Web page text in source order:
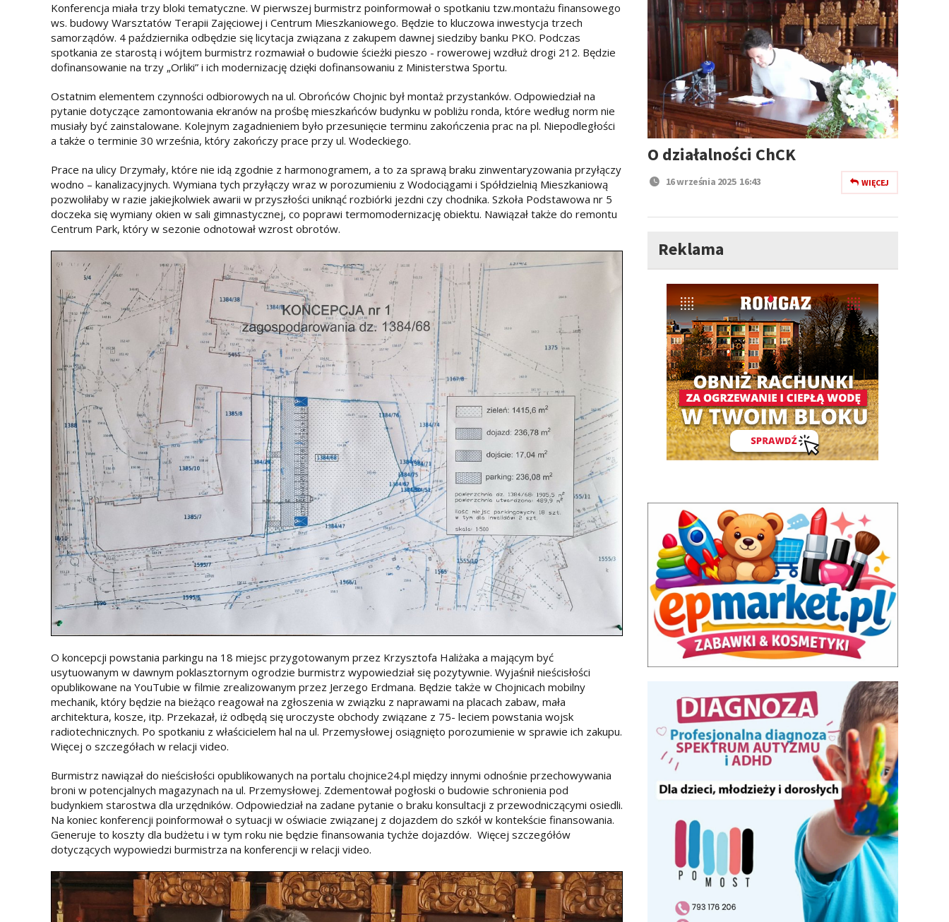
Konferencja miała trzy bloki tematyczne. W pierwszej burmistrz poinformował o spotkaniu tzw.montażu finansowego
ws. budowy Warsztatów Terapii Zajęciowej i Centrum Mieszkaniowego. Będzie to kluczowa inwestycja trzech
samorządów. 4 października odbędzie się licytacja związana z zakupem dawnej siedziby banku PKO. Podczas
spotkania ze starostą i wójtem burmistrz rozmawiał o budowie ścieżki pieszo - rowerowej wzdłuż drogi 212. Będzie
dofinansowanie na trzy „Orliki” i ich modernizację dzięki dofinansowaniu z Ministerstwa Sportu.
Ostatnim elementem czynności odbiorowych na ul. Obrońców Chojnic był montaż przystanków. Odpowiedział na
pytanie dotyczące zamontowania ekranów na prośbę mieszkańców budynku w pobliżu ronda, które według norm nie
musiały być zainstalowane. Kolejnym zagadnieniem było przesunięcie terminu zakończenia prac na pl. Niepodległości
a także o terminie 30 września, który zakończy prace przy ul. Wodeckiego.
Prace na ulicy Drzymały, które nie idą zgodnie z harmonogramem, a to za sprawą braku zinwentaryzowania przyłączy
wodno – kanalizacyjnych. Wymiana tych przyłączy wraz w porozumieniu z Wodociągami i Spółdzielnią Mieszkaniową
pozwoliłaby w razie jakiejkolwiek awarii w przyszłości uniknąć rozbiórki jezdni czy chodnika. Szkoła Podstawowa nr 5
doczeka się wymiany okien w sali gimnastycznej, co poprawi termomodernizację obiektu. Nawiązał także do remontu
Centrum Park, który w sezonie odnotował wzrost obrotów.
O koncepcji powstania parkingu na 18 miejsc przygotowanym przez Krzysztofa Haliżaka a mającym być
usytuowanym w dawnym poklasztornym ogrodzie burmistrz wypowiedział się pozytywnie. Wyjaśnił nieścisłości
opublikowane na YouTubie w filmie zrealizowanym przez Jerzego Erdmana. Będzie także w Chojnicach mobilny
mechanik, który będzie na bieżąco reagował na zgłoszenia w związku z naprawami na placach zabaw, mała
architektura, kosze, itp. Przekazał, iż odbędą się uroczyste obchody związane z 75- leciem powstania wojsk
radiotechnicznych. Po spotkaniu z właścicielem hal na ul. Przemysłowej osiągnięto porozumienie w sprawie ich zakupu.
Więcej o szczegółach w relacji video.
Burmistrz nawiązał do nieścisłości opublikowanych na portalu chojnice24.pl między innymi odnośnie przechowywania
broni w potencjalnych magazynach na ul. Przemysłowej. Zdementował pogłoski o budowie schronienia pod
budynkiem starostwa dla urzędników. Odpowiedział na zadane pytanie o braku konsultacji z przewodniczącymi osiedli.
Na koniec konferencji poinformował o sytuacji w oświacie związanej z dojazdem do szkół w kontekście finansowania.
Generuje to koszty dla budżetu i w tym roku nie będzie finansowania tychże dojazdów. Więcej szczegółów
dotyczących wypowiedzi burmistrza na konferencji w relacji video.
O działalności ChCK
16 września 2025 16:43 WIĘCEJ
Reklama